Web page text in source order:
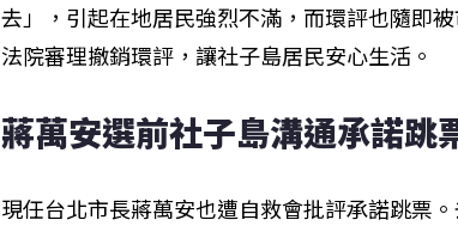
去」，引起在地居民強烈不滿，而環評也隨即
法院審理撤銷環評，讓社子島居民安心生活。
蔣萬安選前社子島溝通承諾跳
現任台北市長蔣萬安也遭自救會批評承諾跳票